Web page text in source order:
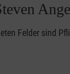
Felder sind